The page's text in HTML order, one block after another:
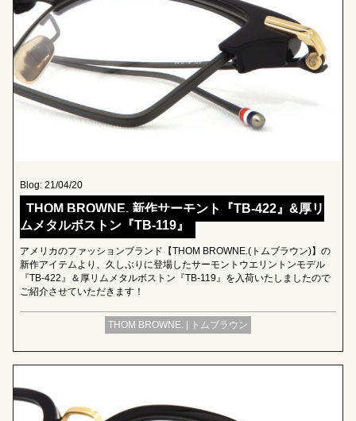
Blog: 21/04/20
THOM BROWNE. 新作サーモント『TB-422』&厚リ
ムメタルボストン『TB-119』
アメリカのファッションブランド【THOM BROWNE.(トムブラウン)】の
新作アイテムより、久しぶりに登場したサーモントウエリントンモデル
『TB-422』＆厚リムメタルボストン『TB-119』を入荷いたしましたので
ご紹介させていただきます！
THOM BROWNE. | トムブラウン